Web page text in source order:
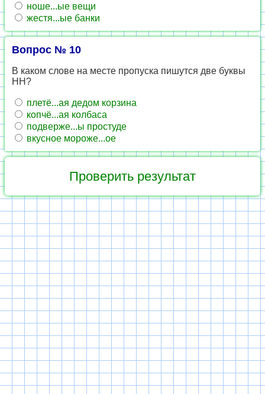
ноше...ые вещи
жестя...ые банки
Вопрос № 10
В каком слове на месте пропуска пишутся две буквы
НН?
плетё...ая дедом корзина
копчё...ая колбаса
подверже...ы простуде
вкусное мороже...ое